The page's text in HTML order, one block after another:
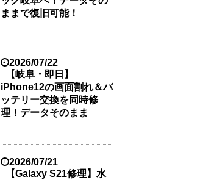
ままで復旧可能！
2026/07/22
【岐阜・即日】
iPhone12の画面割れ＆バ
ッテリー交換を同時修
理！データそのまま
2026/07/21
【Galaxy S21修理】水